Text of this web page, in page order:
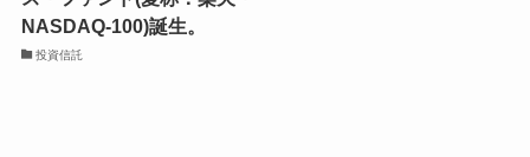
NASDAQ-100)誕生。
投資信託